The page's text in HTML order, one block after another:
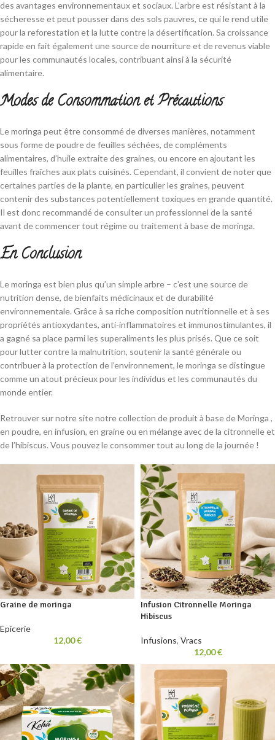
des avantages environnementaux et sociaux. L’arbre est résistant à la
sécheresse et peut pousser dans des sols pauvres, ce qui le rend utile
pour la reforestation et la lutte contre la désertification. Sa croissance
rapide en fait également une source de nourriture et de revenus viable
pour les communautés locales, contribuant ainsi à la sécurité
alimentaire.
Modes de Consommation et Précautions
Le moringa peut être consommé de diverses manières, notamment
sous forme de poudre de feuilles séchées, de compléments
alimentaires, d’huile extraite des graines, ou encore en ajoutant les
feuilles fraîches aux plats cuisinés. Cependant, il convient de noter que
certaines parties de la plante, en particulier les graines, peuvent
contenir des substances potentiellement toxiques en grande quantité.
Il est donc recommandé de consulter un professionnel de la santé
avant de commencer tout régime ou traitement à base de moringa.
En Conclusion
Le moringa est bien plus qu’un simple arbre – c’est une source de
nutrition dense, de bienfaits médicinaux et de durabilité
environnementale. Grâce à sa riche composition nutritionnelle et à ses
propriétés antioxydantes, anti-inflammatoires et immunostimulantes, il
a gagné sa place parmi les superaliments les plus prisés. Que ce soit
pour lutter contre la malnutrition, soutenir la santé générale ou
contribuer à la protection de l’environnement, le moringa se distingue
comme un atout précieux pour les individus et les communautés du
monde entier.
Retrouver sur notre site notre collection de produit à base de Moringa ,
en poudre, en infusion, en graine ou en mélange avec de la citronnelle et
de l’hibiscus. Vous pouvez le consommer tout au long de la journée !
Graine de moringa
Epicerie
12,00€
Infusion Citronnelle Moringa
Hibiscus
Infusions, Vracs
12,00€